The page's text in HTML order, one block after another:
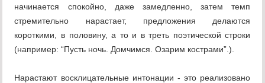
начинается спокойно, даже замедленно, затем темп
стремительно нарастает, предложения делаются
короткими, в половину, а то и в треть поэтической строки
(например: “Пусть ночь. Домчимся. Озарим кострами”.).
Нарастают восклицательные интонации - это реализовано